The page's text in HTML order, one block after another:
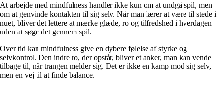
At arbejde med mindfulness handler ikke kun om at undgå spil, men
om at genvinde kontakten til sig selv. Når man lærer at være til stede i
nuet, bliver det lettere at mærke glæde, ro og tilfredshed i hverdagen –
uden at søge det gennem spil.
Over tid kan mindfulness give en dybere følelse af styrke og
selvkontrol. Den indre ro, der opstår, bliver et anker, man kan vende
tilbage til, når trangen melder sig. Det er ikke en kamp mod sig selv,
men en vej til at finde balance.